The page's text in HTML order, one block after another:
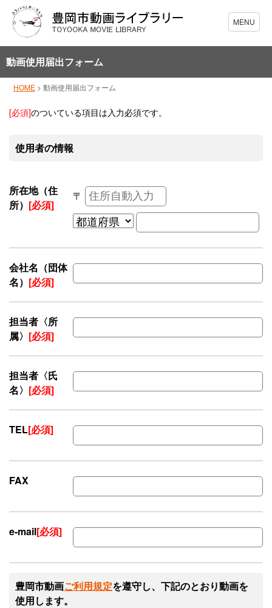
動画使用届出フォーム
HOME > 動画使用届出フォーム
[必須]のついている項目は入力必須です。
使用者の情報
所在地（住
所） [必須]
〒
会社名（団体
名） [必須]
担当者〈所
属〉 [必須]
担当者〈氏
名〉 [必須]
TEL[必須]
FAX
e-mail[必須]
豊岡市動画ご利用規定を遵守し、下記のとおり動画を
使用します。